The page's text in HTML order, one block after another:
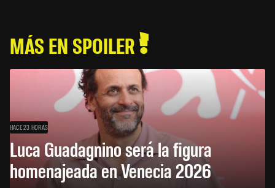
MÁS EN SPOILER
HACE 23 HORAS
Luca Guadagnino será la figura
homenajeada en Venecia 2026